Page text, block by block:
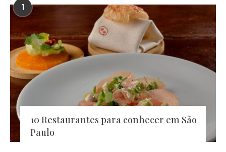
1
10 Restaurantes para conhecer em São
Paulo